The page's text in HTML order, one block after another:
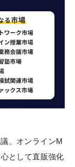
、オンラインM
として直販強化